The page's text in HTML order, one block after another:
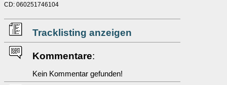
CD: 060251746104
Tracklisting anzeigen
Kommentare:
Kein Kommentar gefunden!